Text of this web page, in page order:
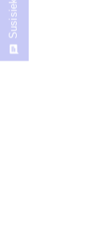
Susisiekite